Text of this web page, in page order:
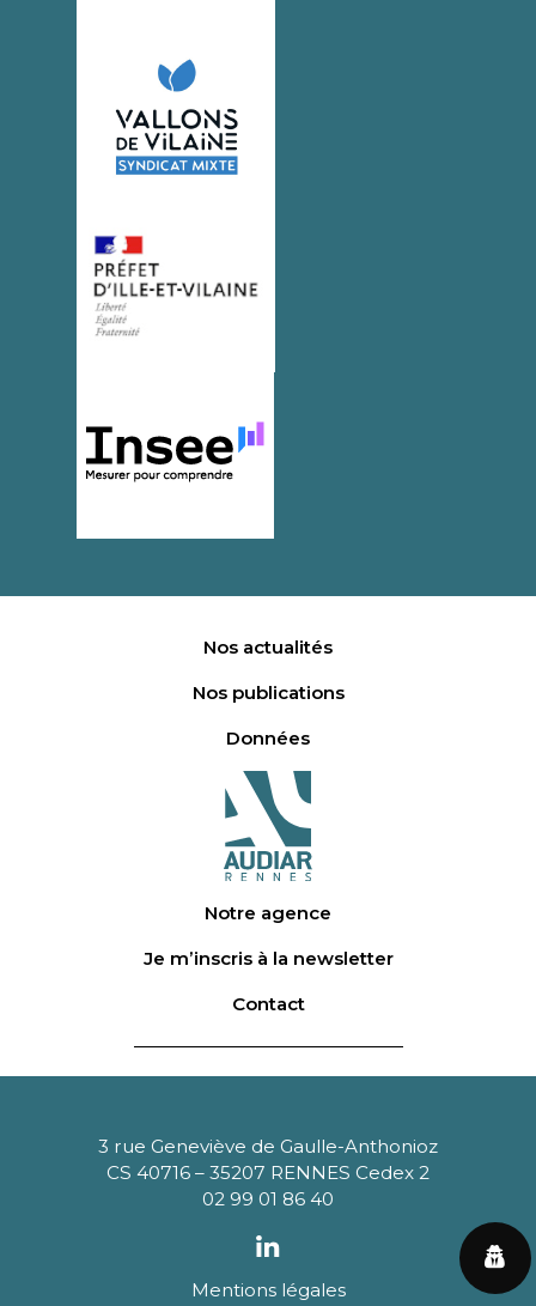
Nos actualités
Nos publications
Données
Notre agence
Je m’inscris à la newsletter
Contact
3 rue Geneviève de Gaulle-Anthonioz
CS 40716 – 35207 RENNES Cedex 2
02 99 01 86 40
Mentions légales